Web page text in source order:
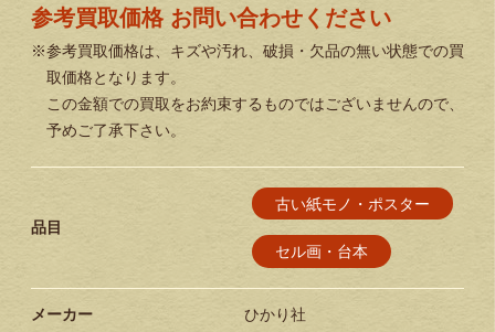
参考買取価格 お問い合わせください
※参考買取価格は、キズや汚れ、破損・欠品の無い状態での買
取価格となります。
この金額での買取をお約束するものではございませんので、
予めご了承下さい。
品目
古い紙モノ・ポスター
セル画・台本
メーカー ひかり社